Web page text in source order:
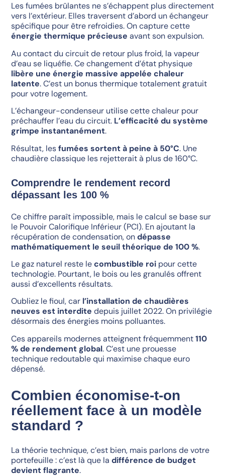
Les fumées brûlantes ne s’échappent plus directement
vers l’extérieur. Elles traversent d’abord un échangeur
spécifique pour être refroidies. On capture cette
énergie thermique précieuse avant son expulsion.
Au contact du circuit de retour plus froid, la vapeur
d’eau se liquéfie. Ce changement d’état physique
libère une énergie massive appelée chaleur
latente. C’est un bonus thermique totalement gratuit
pour votre logement.
L’échangeur-condenseur utilise cette chaleur pour
préchauffer l’eau du circuit. L’efficacité du système
grimpe instantanément.
Résultat, lesfumées sortent à peine à 50°C. Une
chaudière classique les rejetterait à plus de 160°C.
Comprendre le rendement record
dépassant les 100 %
Ce chiffre paraît impossible, mais le calcul se base sur
le Pouvoir Calorifique Inférieur (PCI). En ajoutant la
récupération de condensation, ondépasse
mathématiquement le seuil théorique de 100 %.
Le gaz naturel reste lecombustible roi pour cette
technologie. Pourtant, le bois ou les granulés offrent
aussi d’excellents résultats.
Oubliez le fioul, car l’installation de chaudières
neuves est interdite depuis juillet 2022. On privilégie
désormais des énergies moins polluantes.
Ces appareils modernes atteignent fréquemment110
% de rendement global. C’est une prouesse
technique redoutable qui maximise chaque euro
dépensé.
Combien économise-t-on
réellement face à un modèle
standard ?
La théorie technique, c’est bien, mais parlons de votre
portefeuille : c’est là que la différence de budget
devient flagrante.